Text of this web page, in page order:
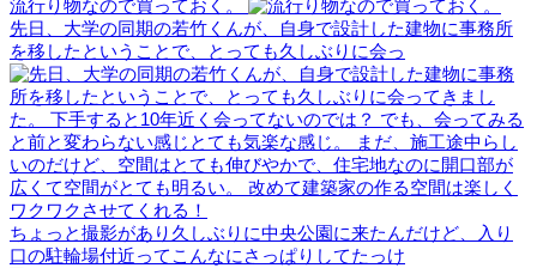
流行り物なので買っておく。
先日、大学の同期の若竹くんが、自身で設計した建物に事務所
を移したということで、とっても久しぶりに会っ
ちょっと撮影があり久しぶりに中央公園に来たんだけど、入り
口の駐輪場付近ってこんなにさっぱりしてたっけ